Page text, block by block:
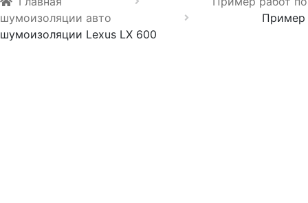
шумоизоляции авто
Пример
шумоизоляции Lexus LX 600